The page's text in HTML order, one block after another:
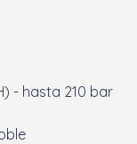
- hasta 210 bar